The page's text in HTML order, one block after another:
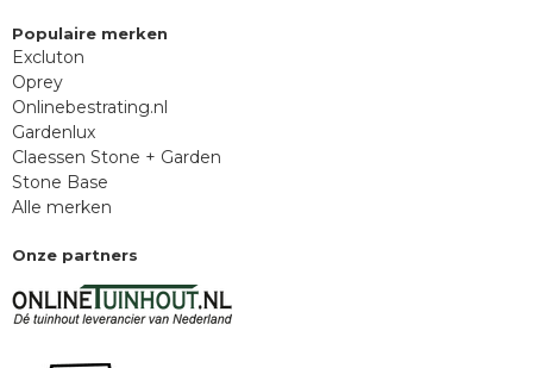
Populaire merken
Excluton
Oprey
Onlinebestrating.nl
Gardenlux
Claessen Stone + Garden
Stone Base
Alle merken
Onze partners